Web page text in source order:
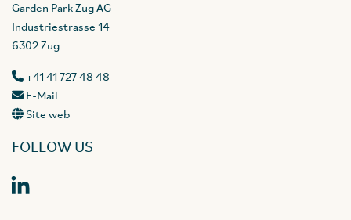
Garden Park Zug AG
Industriestrasse 14
6302 Zug
+41 41 727 48 48
E-Mail
Site web
FOLLOW US
LinkedIn